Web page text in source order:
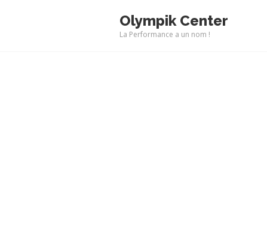
Olympik Center
La Performance a un nom !